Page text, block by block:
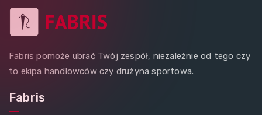
Fabris pomoże ubrać Twój zespół, niezależnie od tego czy
to ekipa handlowców czy drużyna sportowa.
Fabris